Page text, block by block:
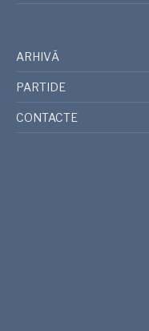
ARHIVĂ
PARTIDE
CONTACTE